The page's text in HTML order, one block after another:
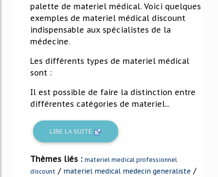
palette de materiel médical. Voici quelques
exemples de materiel médical discount
indispensable aux spécialistes de la
médecine.
Les différents types de materiel médical
sont :
Il est possible de faire la distinction entre
différentes catégories de materiel...
LIRE LA SUITE
Thèmes liés : materiel medical professionnel
discount / materiel medical medecin generaliste /